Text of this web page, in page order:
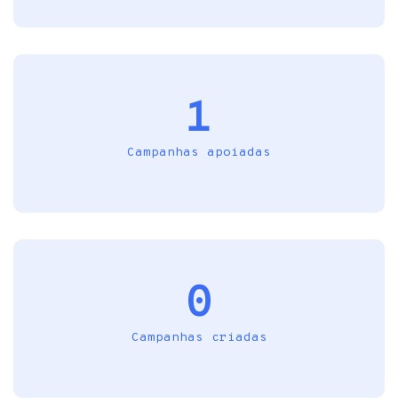
1
Campanhas apoiadas
0
Campanhas criadas